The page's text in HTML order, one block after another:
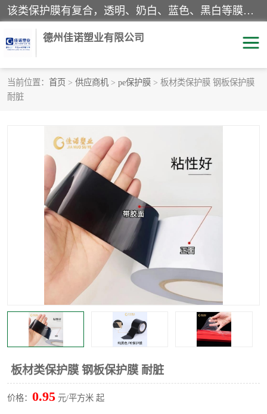
该类保护膜有复合，透明、奶白、蓝色、黑白等膜型。特高粘，高粘，中高粘，中粘，中低粘，低粘等。对于不同的粘力要求有相应的产品相适配。无胶渍残留污染。在较宽的收卷幅度下平整无皱纹，收卷长度大，利于机械化及自动化施工粘贴。为您的产品提供的表面保护解决方案。 产品广泛适用于：铝材、不锈钢、金属、塑料、电子、家电、家具、玻璃、化工材料、装饰材料等。
德州佳诺塑业有限公司
当前位置： 首页 > 供应商机 > pe保护膜 > 板材类保护膜 钢板保护膜
耐脏
板材类保护膜 钢板保护膜 耐脏
价格： 0.95 元/平方米 起
pe保护膜
拉伸缠绕膜 透明保护膜
黑白保护膜
明蓝保护膜 纯黑保护膜
印字保护膜 彩钢板保护膜
不绣钢板保护膜 两边上胶保护膜
窗缝阻风胶带 铝板保护膜
不锈钢板保护膜 一次性隔离膜